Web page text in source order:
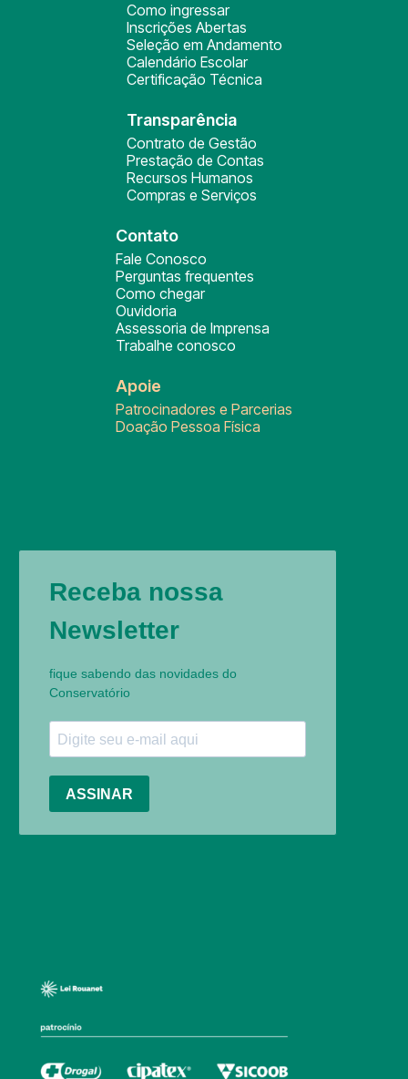
Como ingressar
Inscrições Abertas
Seleção em Andamento
Calendário Escolar
Certificação Técnica
Transparência
Contrato de Gestão
Prestação de Contas
Recursos Humanos
Compras e Serviços
Contato
Fale Conosco
Perguntas frequentes
Como chegar
Ouvidoria
Assessoria de Imprensa
Trabalhe conosco
Apoie
Patrocinadores e Parcerias
Doação Pessoa Física